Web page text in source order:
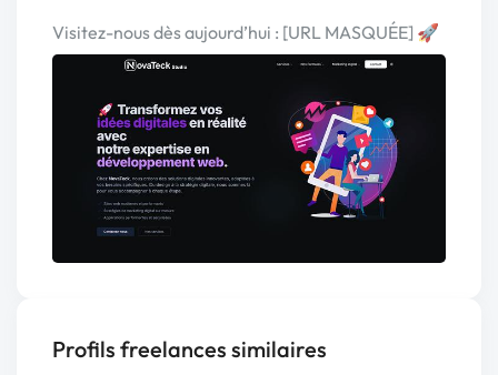
Visitez-nous dès aujourd’hui : [URL MASQUÉE] 🚀
Profils freelances similaires